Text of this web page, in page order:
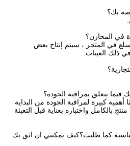
بك؟
في المخازن؟
في المتجر ، سيتم إنتاج بعض
ذلك العينات.
يتعلق بمراقبة الجودة؟
كبيرة لمراقبة الجودة من البداية
بالكامل واختباره بعناية قبل التعبئة
كما طلبت؟كيف يمكنني ان اثق بك